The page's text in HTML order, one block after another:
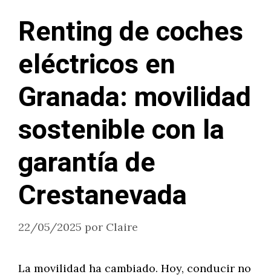
Renting de coches
eléctricos en
Granada: movilidad
sostenible con la
garantía de
Crestanevada
22/05/2025 por Claire
La movilidad ha cambiado. Hoy, conducir no